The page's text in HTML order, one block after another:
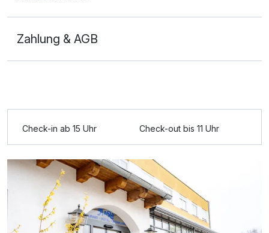
Für 3 Tage p.P. ab210,31 €
Doppelzimmer Komfort zur Einzelnutzung
1 Erwachsenen und 2 Kinder
Zahlung & AGB
Check-in ab 15 Uhr Check-out bis 11 Uhr